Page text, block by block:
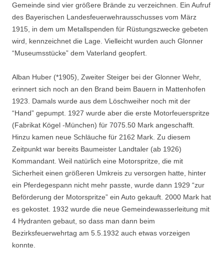
Gemeinde sind vier größere Brände zu ver­zeichnen. Ein Aufruf
des Bayerischen Landesfeuerwehrausschusses vom März
1915, in dem um Metallspenden für Rüstungszwecke gebeten
wird, kennzeichnet die Lage. Vielleicht wurden auch Glonner
“Museumsstücke” dem Vaterland geopfert.
Alban Huber (*1905), Zweiter Steiger bei der Glonner Wehr,
erinnert sich noch an den Brand beim Bauern in Mattenhofen
1923. Damals wurde aus dem Löschweiher noch mit der
“Hand” gepumpt. 1927 wurde aber die erste Motorfeuerspritze
(Fabrikat Kögel -Mün­chen) für 7075.50 Mark angeschafft.
Hinzu kamen neue Schläuche für 2162 Mark. Zu diesem
Zeitpunkt war bereits Baumeister Landtaler (ab 1926)
Kommandant. Weil natürlich eine Motorspritze, die mit
Sicherheit einen größeren Umkreis zu versorgen hatte, hinter
ein Pferdegespann nicht mehr passte, wurde dann 1929 “zur
Beförderung der Motorspritze” ein Auto gekauft. 2000 Mark hat
es gekostet. 1932 wurde die neue Gemeindewasserleitung mit
4 Hydranten gebaut, so dass man dann beim
Bezirksfeuerwehrtag am 5.5.1932 auch etwas vorzeigen
konnte.